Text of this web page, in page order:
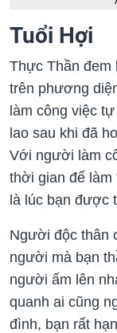
Tuổi Hợi
Thực Thần
trên phương
làm công việc
lao sau khi đã
Với người làm
thời gian để làm
là lúc bạn được
Người độc thân
người mà bạn
người ấm lên
quanh ai cũng
đình, bạn rất